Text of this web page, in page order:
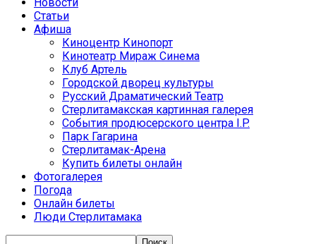
Статьи
Афиша
Киноцентр Кинопорт
Кинотеатр Мираж Синема
Клуб Артель
Городской дворец культуры
Русский Драматический Театр
Стерлитамакская картинная галерея
События продюсерского центра I.P.
Парк Гагарина
Стерлитамак-Арена
Купить билеты онлайн
Фотогалерея
Погода
Онлайн билеты
Люди Стерлитамака